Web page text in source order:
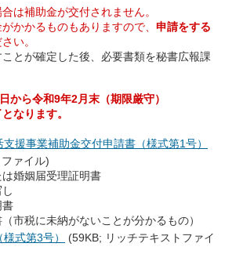
は補助金が交付されません。
かかるものもありますので、 申請をする
い。
とが確定した後、必要書類を秘書広報課
ら令和9年2月末（期限厳守）
なります。
援事業補助金交付申請書（様式第1号）
ァイル)
は婚姻届受理証明書
書
市税に未納がないことが分かるもの）
式第3号）
(59KB; リッチテキストファイ